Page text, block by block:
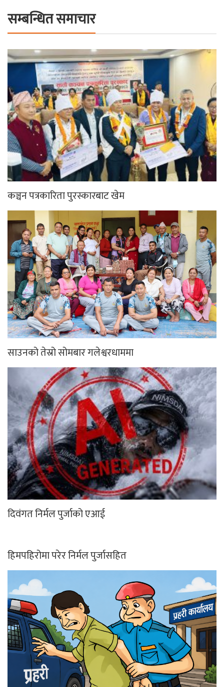
सम्बन्धित समाचार
कञ्चन पत्रकारिता पुरस्कारबाट खेम
साउनको तेस्रो सोमबार गलेश्वरधाममा
दिवंगत निर्मल पुर्जाको एआई
हिमपहिरोमा परेर निर्मल पुर्जासहित